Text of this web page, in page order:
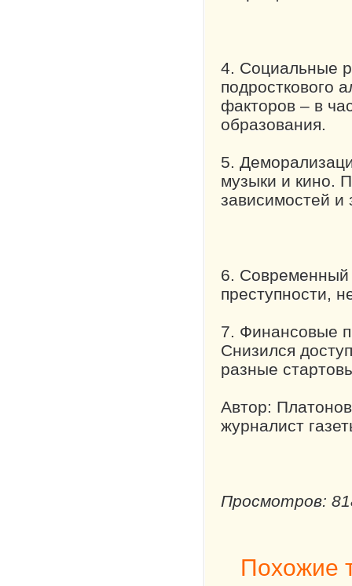
4. Социальные
подросткового
факторов – в
образования.
5.
музыки и кино.
зависимостей и
6. Современный
преступности,
7. Финансовые
Снизился
разные
Автор:
журналист
Просмотров:
Похожие